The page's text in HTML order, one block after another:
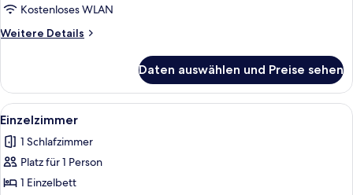
Kostenloses WLAN
Weitere Details
Weitere
Daten auswählen und Preise sehen
Alle
Fotos
für
Einzelzimmer
anzeigen
Ein Bett mit weißer Bettwäsche und
5
Einzelzimmer
1 Schlafzimmer
Platz für 1 Person
1 Einzelbett